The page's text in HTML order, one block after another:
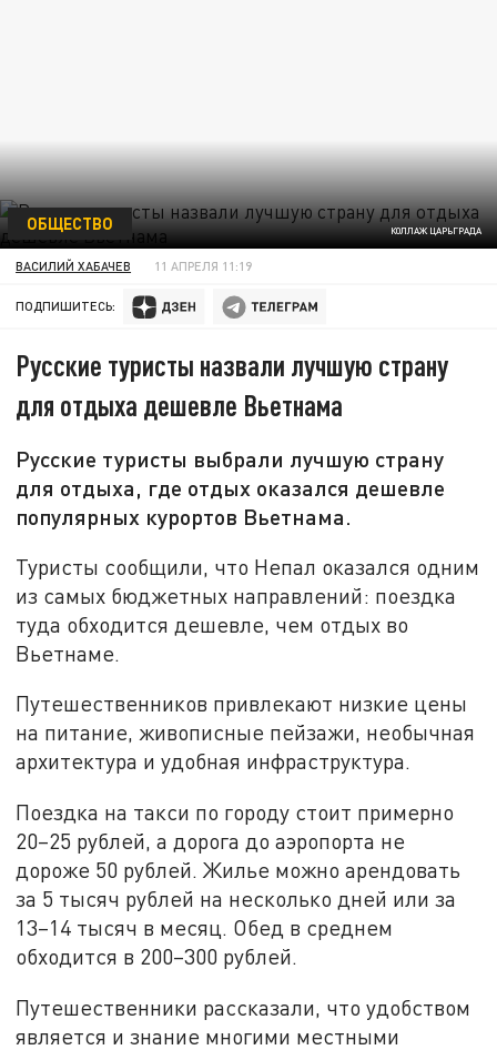
КОЛЛАЖ ЦАРЬГРАДА
ОБЩЕСТВО
ВАСИЛИЙ ХАБАЧЕВ 11 АПРЕЛЯ 11:19
ПОДПИШИТЕСЬ:
Русские туристы назвали лучшую страну
для отдыха дешевле Вьетнама
Русские туристы выбрали лучшую страну
для отдыха, где отдых оказался дешевле
популярных курортов Вьетнама.
Туристы сообщили, что Непал оказался одним
из самых бюджетных направлений: поездка
туда обходится дешевле, чем отдых во
Вьетнаме.
Путешественников привлекают низкие цены
на питание, живописные пейзажи, необычная
архитектура и удобная инфраструктура.
Поездка на такси по городу стоит примерно
20–25 рублей, а дорога до аэропорта не
дороже 50 рублей. Жилье можно арендовать
за 5 тысяч рублей на несколько дней или за
13–14 тысяч в месяц. Обед в среднем
обходится в 200–300 рублей.
Путешественники рассказали, что удобством
является и знание многими местными